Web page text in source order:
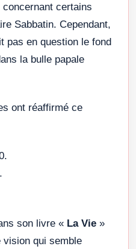
concernant certains
Sabbatin. Cependant,
pas en question le fond
la bulle papale
ont réaffirmé ce
son livre « La Vie »
vision qui semble